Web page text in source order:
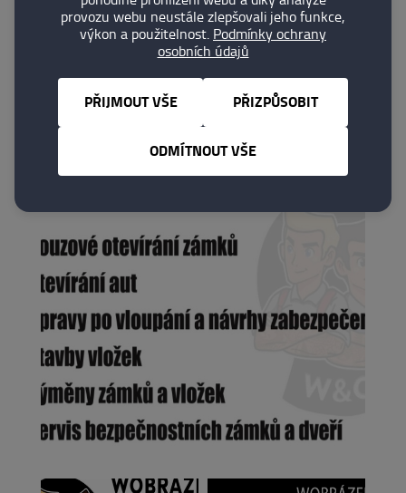
Fotogalerie
provozu webu neustále zlepšovali jeho funkce,
výkon a použitelnost.Podmínky ochrany
osobních údajů
PŘIZPŮSOBIT
ODMÍTNOUT VŠE
PŘIJMOUT VŠE